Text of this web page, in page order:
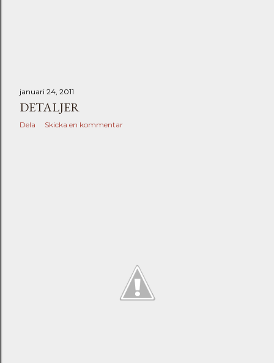
januari 24, 2011
DETALJER
Dela Skicka en kommentar